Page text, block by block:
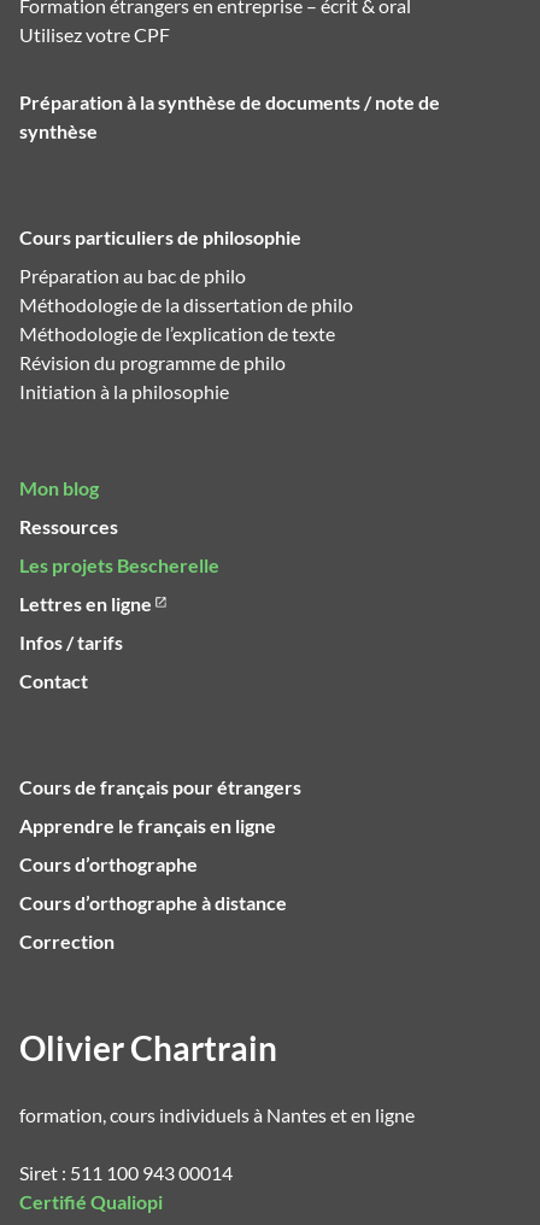
Formation étrangers en entreprise – écrit & oral
Utilisez votre CPF
Préparation à la synthèse de documents / note de
synthèse
Cours particuliers de philosophie
Préparation au bac de philo
Méthodologie de la dissertation de philo
Méthodologie de l’explication de texte
Révision du programme de philo
Initiation à la philosophie
Mon blog
Ressources
Les projets Bescherelle
Lettres en ligne
Infos / tarifs
Contact
Cours de français pour étrangers
Apprendre le français en ligne
Cours d’orthographe
Cours d’orthographe à distance
Correction
Olivier Chartrain
formation, cours individuels à Nantes et en ligne
Siret : 511 100 943 00014
Certifié Qualiopi